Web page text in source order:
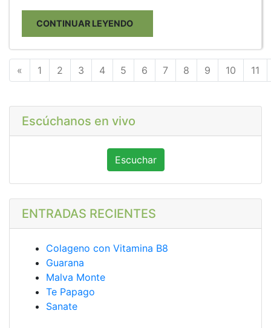
CONTINUAR LEYENDO
« Anterior
1 2 3 4 5 6 7 8 9 10 11
Escúchanos en vivo
Escuchar
ENTRADAS RECIENTES
Colageno con Vitamina B8
Guarana
Malva Monte
Te Papago
Sanate